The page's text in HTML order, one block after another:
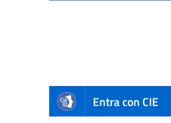
Entra con CIE